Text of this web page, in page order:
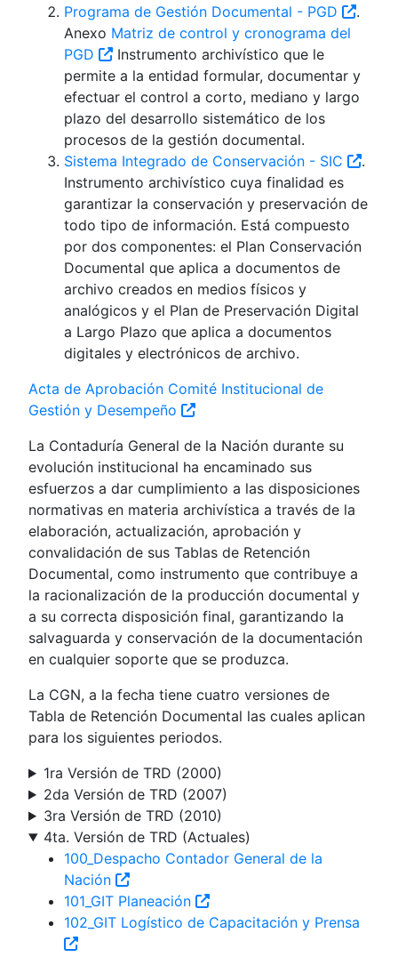
Programa de Gestión Documental - PGD
.
Anexo Matriz de control y cronograma del
PGD
Instrumento archivístico que le
permite a la entidad formular, documentar y
efectuar el control a corto, mediano y largo
plazo del desarrollo sistemático de los
procesos de la gestión documental.
Sistema Integrado de Conservación - SIC
.
Instrumento archivístico cuya finalidad es
garantizar la conservación y preservación de
todo tipo de información. Está compuesto
por dos componentes: el Plan Conservación
Documental que aplica a documentos de
archivo creados en medios físicos y
analógicos y el Plan de Preservación Digital
a Largo Plazo que aplica a documentos
digitales y electrónicos de archivo.
Acta de Aprobación Comité Institucional de
Gestión y Desempeño
La Contaduría General de la Nación durante su
evolución institucional ha encaminado sus
esfuerzos a dar cumplimiento a las disposiciones
normativas en materia archivística a través de la
elaboración, actualización, aprobación y
convalidación de sus Tablas de Retención
Documental, como instrumento que contribuye a
la racionalización de la producción documental y
a su correcta disposición final, garantizando la
salvaguarda y conservación de la documentación
en cualquier soporte que se produzca.
La CGN, a la fecha tiene cuatro versiones de
Tabla de Retención Documental las cuales aplican
para los siguientes periodos.
1ra Versión de TRD (2000)
2da Versión de TRD (2007)
3ra Versión de TRD (2010)
4ta. Versión de TRD (Actuales)
100_Despacho Contador General de la
Nación
101_GIT Planeación
102_GIT Logístico de Capacitación y Prensa